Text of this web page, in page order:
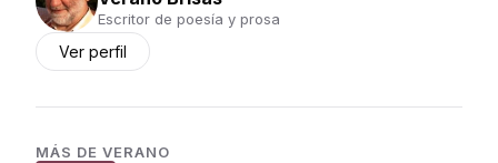
Escritor de poesía y prosa
Ver perfil
MÁS DEVERANO